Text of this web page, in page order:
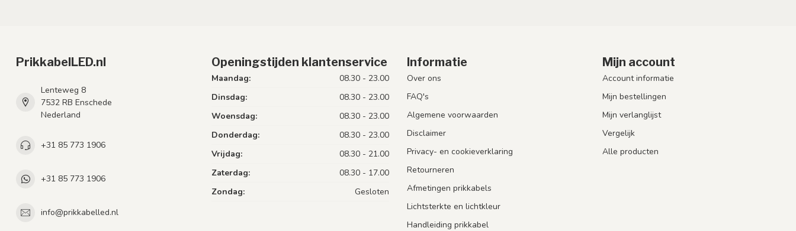
PrikkabelLED.nl
Lenteweg 8
7532 RB Enschede
Nederland
+31 85 773 1906
+31 85 773 1906
info@prikkabelled.nl
Openingstijden klantenservice
Maandag:
08.30 - 23.00
Dinsdag:
08.30 - 23.00
Woensdag:
08.30 - 23.00
Donderdag:
08.30 - 23.00
Vrijdag:
08.30 - 21.00
Zaterdag:
08.30 - 17.00
Zondag:
Gesloten
Informatie
Over ons
FAQ's
Algemene voorwaarden
Disclaimer
Privacy- en cookieverklaring
Retourneren
Afmetingen prikkabels
Lichtsterkte en lichtkleur
Handleiding prikkabel
Mijn account
Account informatie
Mijn bestellingen
Mijn verlanglijst
Vergelijk
Alle producten